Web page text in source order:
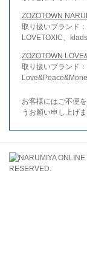
ZOZOTOWN
取り扱いブランド
LOVETOXIC、
ZOZOTOWN
取り扱いブランド
お客様にはご不便
うお願い申し上げま